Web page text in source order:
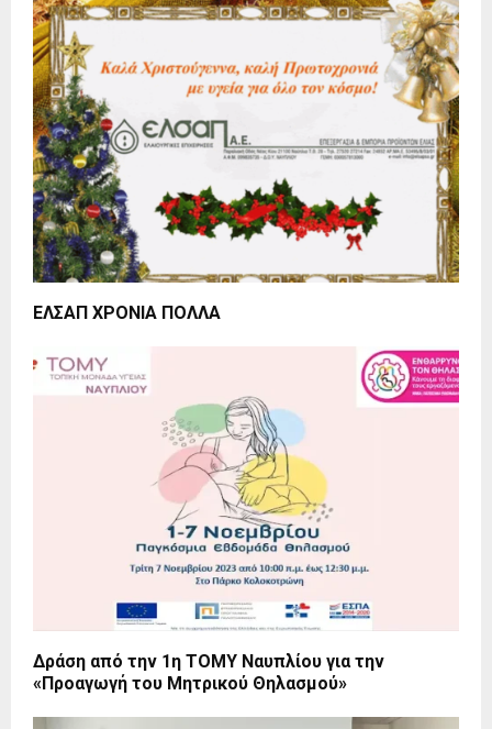
ΕΛΣΑΠ ΧΡΟΝΙΑ ΠΟΛΛΑ
Δράση από την 1η ΤΟΜΥ Ναυπλίου για την
«Προαγωγή του Μητρικού Θηλασμού»